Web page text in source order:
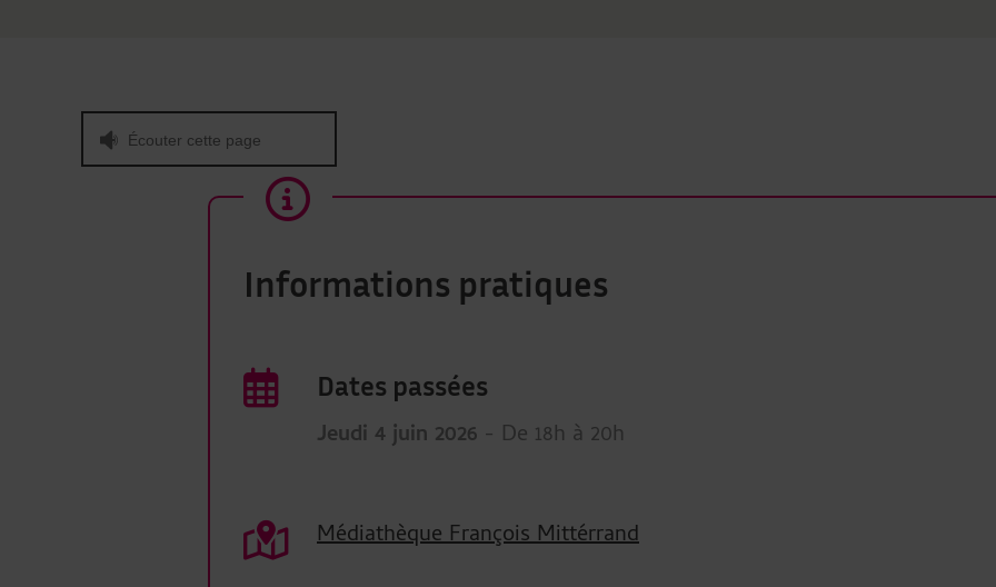
Écouter cette page
Informations pratiques
Dates passées
Jeudi 4 juin 2026 - De 18h à 20h
Médiathèque François Mittérrand